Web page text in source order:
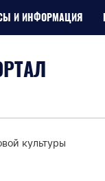
И ИНФОРМАЦИЯ
культуры